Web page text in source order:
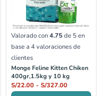
Valorado con4.75de 5 en
base a 4valoraciones de
clientes
Monge Feline Kitten Chiken
400gr,1.5kg y 10 kg
S/22.00 - S/327.00
hasta
S/327.00